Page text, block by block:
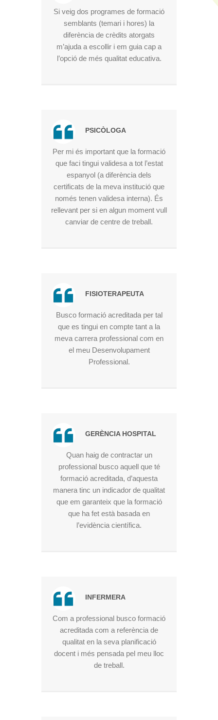
Si veig dos programes de formació
semblants (temari i hores) la
diferència de crèdits atorgats
m’ajuda a escollir i em guia cap a
l’opció de més qualitat educativa.
PSICÒLOGA
Per mi és important que la formació
que faci tingui validesa a tot l’estat
espanyol (a diferència dels
certificats de la meva institució que
només tenen validesa interna). És
rellevant per si en algun moment vull
canviar de centre de treball.
FISIOTERAPEUTA
Busco formació acreditada per tal
que es tingui en compte tant a la
meva carrera professional com en
el meu Desenvolupament
Professional.
GERÈNCIA HOSPITAL
Quan haig de contractar un
professional busco aquell que té
formació acreditada, d’aquesta
manera tinc un indicador de qualitat
que em garanteix que la formació
que ha fet està basada en
l’evidència científica.
INFERMERA
Com a professional busco formació
acreditada com a referència de
qualitat en la seva planificació
docent i més pensada pel meu lloc
de treball.